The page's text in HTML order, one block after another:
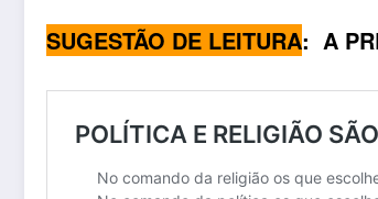
SUGESTÃO DE LEITURA: A